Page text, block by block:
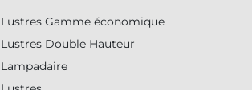
Lustres Gamme économique
Lustres Double Hauteur
Lampadaire